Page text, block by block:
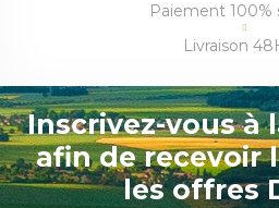
Paiement 100%
Livraison
Inscrivez-vous à
afin de recevoir
les offres